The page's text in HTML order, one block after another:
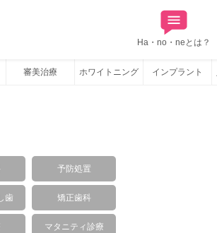
Ha・no・neとは？
審美治療 ホワイトニング インプラント
予防処置
歯 矯正歯科
マタニティ診療